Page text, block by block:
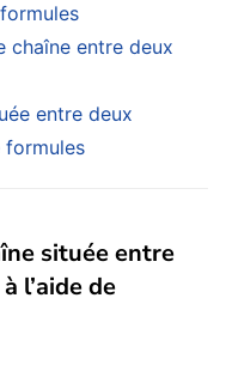
chaîne entre deux
entre deux
formules
située entre
l’aide de